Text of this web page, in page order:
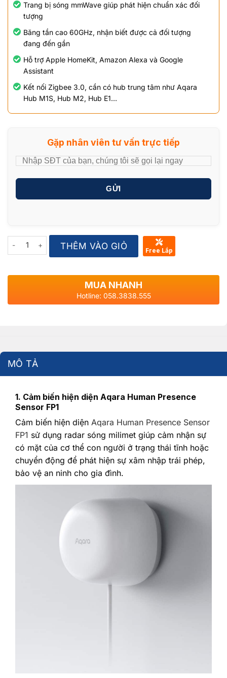
Trang bị sóng mmWave giúp phát hiện chuẩn xác đối
tượng
Băng tần cao 60GHz, nhận biết được cả đối tượng
đang đến gần
Hỗ trợ Apple HomeKit, Amazon Alexa và Google
Assistant
Kết nối Zigbee 3.0, cần có hub trung tâm như Aqara
Hub M1S, Hub M2, Hub E1…
Gặp nhân viên tư vấn trực tiếp
GỬI
Quantity THÊM VÀO GIỎ Free Lắp
MUA NHANH
Hotline: 058.3838.555
MÔ TẢ
1. Cảm biến hiện diện Aqara Human Presence
Sensor FP1
Cảm biến hiện diện Aqara Human Presence Sensor
FP1 sử dụng radar sóng milimet giúp cảm nhận sự
có mặt của cơ thể con người ở trạng thái tĩnh hoặc
chuyển động để phát hiện sự xâm nhập trái phép,
bảo vệ an ninh cho gia đình.